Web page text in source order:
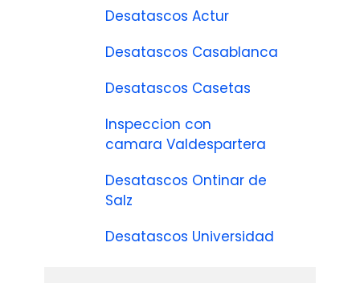
Desatascos Actur
Desatascos Casablanca
Desatascos Casetas
Inspeccion con
camara Valdespartera
Desatascos Ontinar de
Salz
Desatascos Universidad